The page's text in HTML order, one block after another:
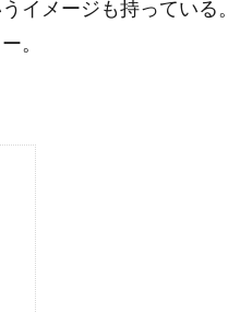
イメージも持っている。
。